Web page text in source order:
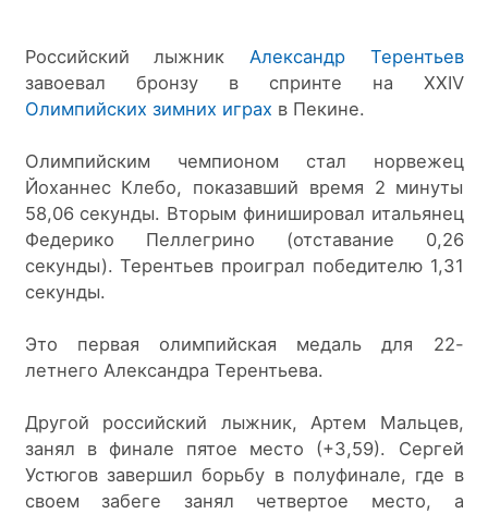
Российский лыжник Александр Терентьев
завоевал бронзу в спринте на XXIV
Олимпийских зимних играх в Пекине.
Олимпийским чемпионом стал норвежец
Йоханнес Клебо, показавший время 2 минуты
58,06 секунды. Вторым финишировал итальянец
Федерико Пеллегрино (отставание 0,26
секунды). Терентьев проиграл победителю 1,31
секунды.
Это первая олимпийская медаль для 22-
летнего Александра Терентьева.
Другой российский лыжник, Артем Мальцев,
занял в финале пятое место (+3,59). Сергей
Устюгов завершил борьбу в полуфинале, где в
своем забеге занял четвертое место, а